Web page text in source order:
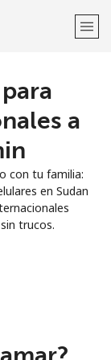
a
con tu familia:
en Sudan
trucos.